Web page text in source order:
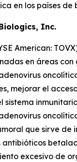
en los países de
Inc.
American:
en áreas con
mejorar el
que sirve de
excesivo de